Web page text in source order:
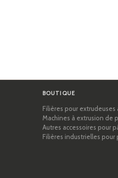
BOUTIQUE
Filières pour extrudeuses
Machines à extrusion de
Autres accessoires pour
Filières industrielles pour